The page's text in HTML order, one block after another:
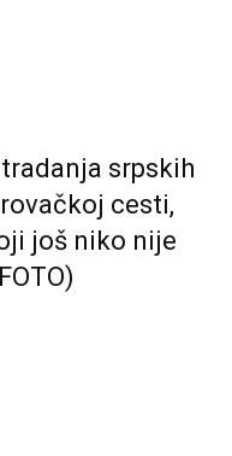
srpskih
cesti,
još niko nije